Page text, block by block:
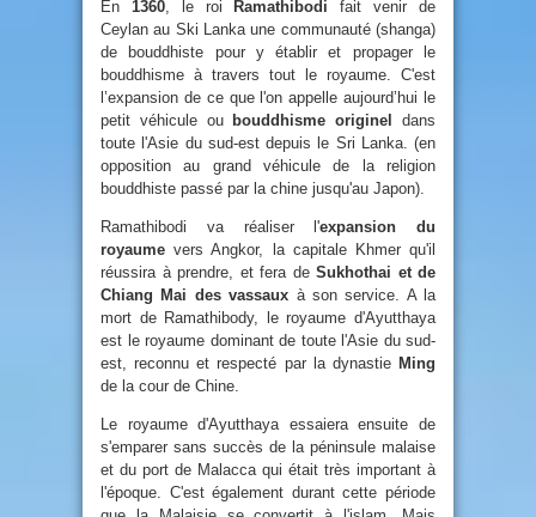
En 1360, le roi Ramathibodi fait venir de
Ceylan au Ski Lanka une communauté (shanga)
de bouddhiste pour y établir et propager le
bouddhisme à travers tout le royaume. C'est
l’expansion de ce que l'on appelle aujourd’hui le
petit véhicule ou bouddhisme originel
dans
toute l'Asie du sud-est depuis le Sri Lanka. (en
opposition au grand véhicule de la religion
bouddhiste passé par la chine jusqu'au Japon).
Ramathibodi va réaliser l'expansion du
royaume vers Angkor, la capitale Khmer qu'il
réussira à prendre, et fera de Sukhothai et de
Chiang Mai des vassaux à son service. A la
mort de Ramathibody, le royaume d'Ayutthaya
est le royaume dominant de toute l'Asie du sud-
est, reconnu et respecté par la dynastie Ming
de la cour de Chine.
Le royaume d'Ayutthaya essaiera ensuite de
s'emparer sans succès de la péninsule malaise
et du port de Malacca qui était très important à
l'époque. C'est également durant cette période